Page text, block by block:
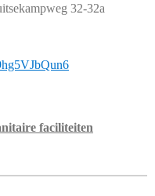
32-32a
faciliteiten